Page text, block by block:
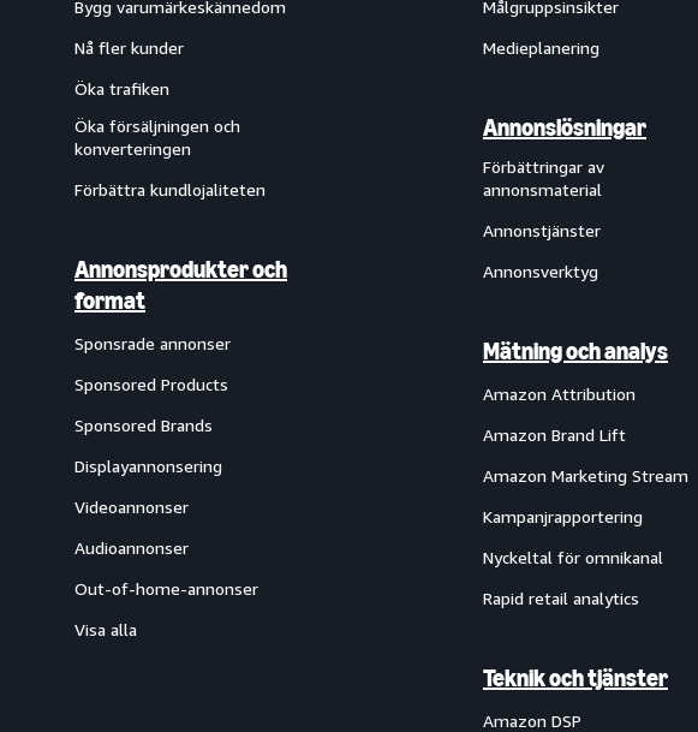
Bygg varumärkeskännedom
Nå fler kunder
Öka trafiken
Öka försäljningen och
konverteringen
Förbättra kundlojaliteten
Annonsprodukter och
format
Sponsrade annonser
Sponsored Products
Sponsored Brands
Displayannonsering
Videoannonser
Audioannonser
Out-of-home-annonser
Visa alla
Målgruppsinsikter
Medieplanering
Annonslösningar
Förbättringar av
annonsmaterial
Annonstjänster
Annonsverktyg
Mätning och analys
Amazon Attribution
Amazon Brand Lift
Amazon Marketing Stream
Kampanjrapportering
Nyckeltal för omnikanal
Rapid retail analytics
Teknik och tjänster
Amazon DSP